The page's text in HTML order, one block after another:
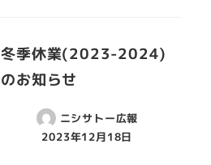
冬季休業(2023-2024)
のお知らせ
ニシサトー広報
2023年12月18日